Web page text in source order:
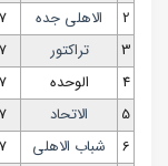
2
الاهلی جده 7
3
تراکتور 7
4
الوحده 7
5
الاتحاد 7
6
شباب الاهلی 7